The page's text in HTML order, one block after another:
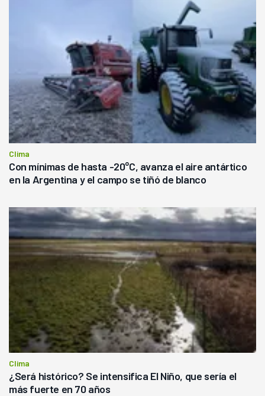
Clima
Con mínimas de hasta -20°C, avanza el aire antártico
en la Argentina y el campo se tiñó de blanco
Clima
¿Será histórico? Se intensifica El Niño, que sería el
más fuerte en 70 años